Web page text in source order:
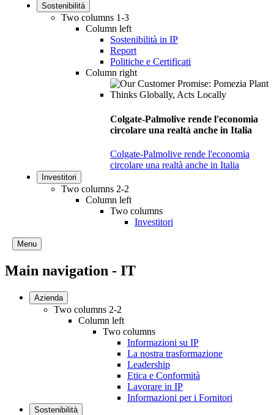
Sostenibilità
Two columns 1-3
Column left
Sostenibilità in IP
Report
Politiche e Certificati
Column right
Colgate-Palmolive rende l'economia
circolare una realtà anche in Italia
Colgate-Palmolive rende l'economia
circolare una realtà anche in Italia
Investitori
Two columns 2-2
Column left
Two columns
Investitori
Menu
Main navigation - IT
Azienda
Two columns 2-2
Column left
Two columns
Informazioni su IP
La nostra trasformazione
Leadership
Etica e Conformità
Lavorare in IP
Informazioni per i Fornitori
Sostenibilità